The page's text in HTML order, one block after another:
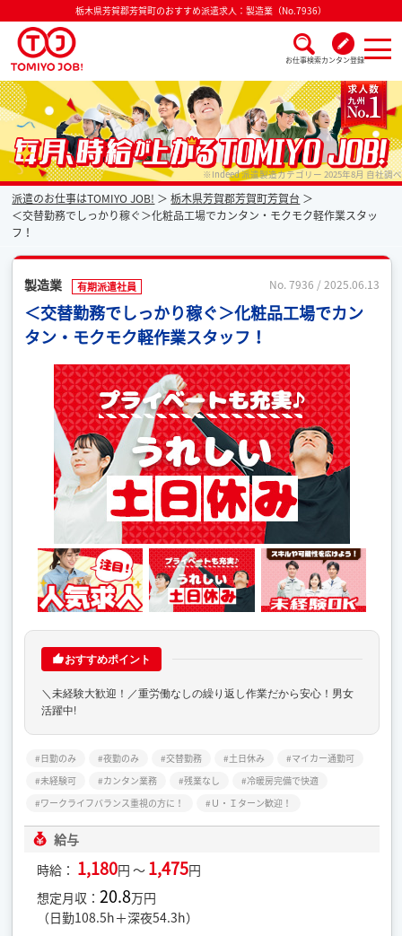
栃木県芳賀郡芳賀町のおすすめ派遣求人：製造業（No.7936）
お仕事検索カンタン登録
派遣なら毎月時給が上がるトミヨジョブ ※Indeed 派遣製造カテゴリー 2025年8月 自社調べ
派遣のお仕事はTOMIYO JOB!
栃木県芳賀郡芳賀町芳賀台
＜交替勤務でしっかり稼ぐ＞化粧品工場でカンタン・モクモク軽作業スタッ
フ！
製造業 有期派遣社員 No. 7936 / 2025.06.13
＜交替勤務でしっかり稼ぐ＞化粧品工場でカン
タン・モクモク軽作業スタッフ！
おすすめポイント
＼未経験大歓迎！／重労働なしの繰り返し作業だから安心！男女
活躍中!
日勤のみ 夜勤のみ 交替勤務 土日休み
マイカー通勤可
未経験可
カンタン業務 残業なし
冷暖房完備で快適
ワークライフバランス重視の方に！
Ｕ・Ｉターン歓迎！
給与
時給： 1,180円 ～ 1,475円
想定月収：20.8万円
（日勤108.5h＋深夜54.3h）